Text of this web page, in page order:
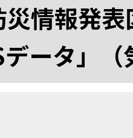
災情報発
ータ」